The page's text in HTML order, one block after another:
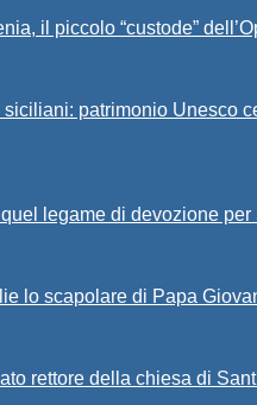
il piccolo “custode”
patrimonio Unesco
legame di devozione
lo scapolare di Papa
rettore della chiesa di